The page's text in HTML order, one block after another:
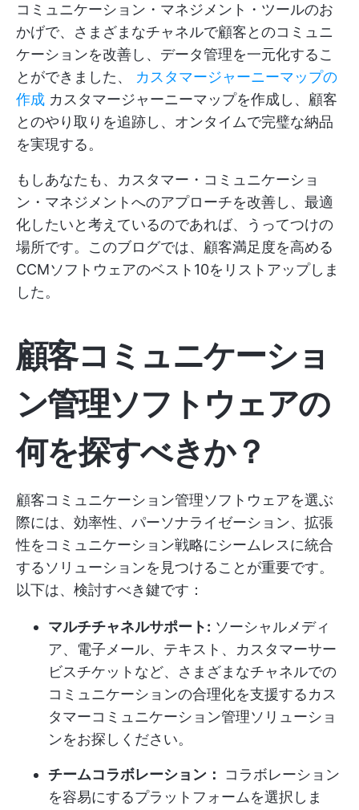
コミュニケーション・マネジメント・ツールのお
かげで、さまざまなチャネルで顧客とのコミュニ
ケーションを改善し、データ管理を一元化するこ
とができました、 カスタマージャーニーマップの
作成 カスタマージャーニーマップを作成し、顧客
とのやり取りを追跡し、オンタイムで完璧な納品
を実現する。
もしあなたも、カスタマー・コミュニケーショ
ン・マネジメントへのアプローチを改善し、最適
化したいと考えているのであれば、うってつけの
場所です。このブログでは、顧客満足度を高める
CCMソフトウェアのベスト10をリストアップしま
した。
顧客コミュニケーショ
ン管理ソフトウェアの
何を探すべきか？
顧客コミュニケーション管理ソフトウェアを選ぶ
際には、効率性、パーソナライゼーション、拡張
性をコミュニケーション戦略にシームレスに統合
するソリューションを見つけることが重要です。
以下は、検討すべき鍵です：
マルチチャネルサポート: ソーシャルメディ
ア、電子メール、テキスト、カスタマーサー
ビスチケットなど、さまざまなチャネルでの
コミュニケーションの合理化を支援するカス
タマーコミュニケーション管理ソリューショ
ンをお探しください。
チームコラボレーション： コラボレーション
を容易にするプラットフォームを選択しま